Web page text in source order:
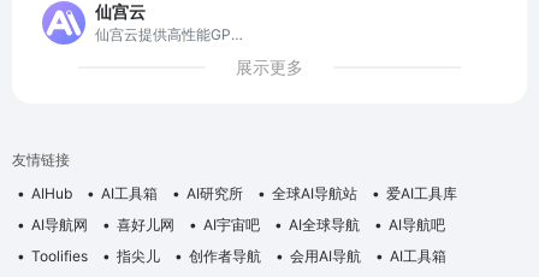
仙宫云
仙宫云提供高性能GPU
展示更多
友情链接
AIHub
AI工具箱 AI研究所 全球AI导航站
爱AI工具库
AI导航网
喜好儿网 AI宇宙吧 AI全球导航
AI导航吧
Toolifies
指尖儿 创作者导航 会用AI导航
AI工具箱